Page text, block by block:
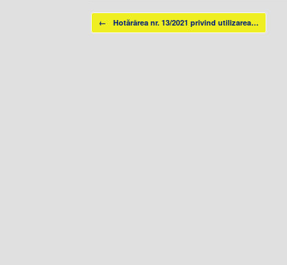
Post navigation
← Hotărârea nr. 13/2021 privind utilizarea…